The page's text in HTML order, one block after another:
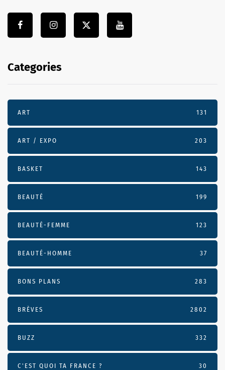
Categories
ART 131
ART / EXPO 203
BASKET 143
BEAUTÉ 199
BEAUTÉ-FEMME 123
BEAUTÉ-HOMME 37
BONS PLANS 283
BRÈVES 2802
BUZZ 332
C'EST QUOI TA FRANCE ? 30